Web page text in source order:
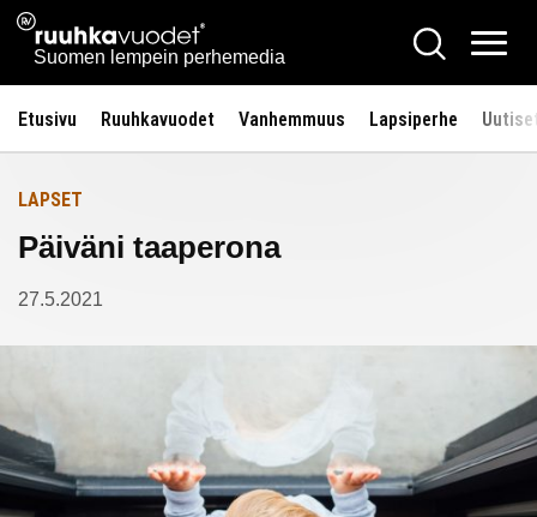
Siirry
sisältöön
Ruuhkavuodet.fi
Suomen lempein perhemedia
Hae
Etusivu Ruuhkavuodet Vanhemmuus Lapsiperhe
Etusivulle
LAPSET
Päiväni taaperona
27.5.2021